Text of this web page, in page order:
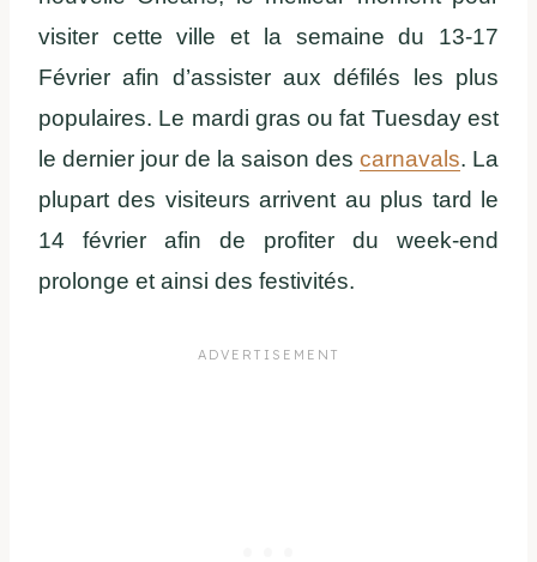
visiter cette ville et la semaine du 13-17
Février afin d’assister aux défilés les plus
populaires. Le mardi gras ou fat Tuesday est
le dernier jour de la saison des carnavals. La
plupart des visiteurs arrivent au plus tard le
14 février afin de profiter du week-end
prolonge et ainsi des festivités.